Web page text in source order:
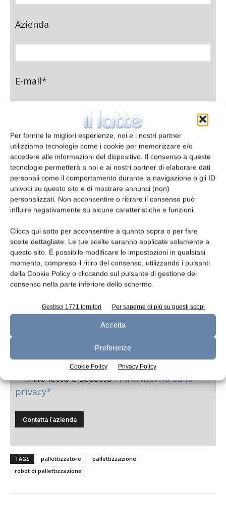
Per fornire le migliori esperienze, noi e i nostri partner
utilizziamo tecnologie come i cookie per memorizzare e/o
accedere alle informazioni del dispositivo. Il consenso a queste
tecnologie permetterà a noi e ai nostri partner di elaborare dati
personali come il comportamento durante la navigazione o gli ID
univoci su questo sito e di mostrare annunci (non)
personalizzati. Non acconsentire o ritirare il consenso può
influire negativamente su alcune caratteristiche e funzioni.
Clicca qui sotto per acconsentire a quanto sopra o per fare
scelte dettagliate. Le tue scelte saranno applicate solamente a
questo sito. È possibile modificare le impostazioni in qualsiasi
momento, compreso il ritiro del consenso, utilizzando i pulsanti
della Cookie Policy o cliccando sul pulsante di gestione del
consenso nella parte inferiore dello schermo.
Gestisci 1771 fornitori Per saperne di più su questi scopi
Accetta
Preferenze
Cookie Policy Privacy Policy
Azienda
E-mail*
Telefono
Oggetto
Messaggio
Ho letto e accettol'informativa sulla
privacy*
TAGS pallettizzatore
pallettizzazione
robot di pallettizzazione